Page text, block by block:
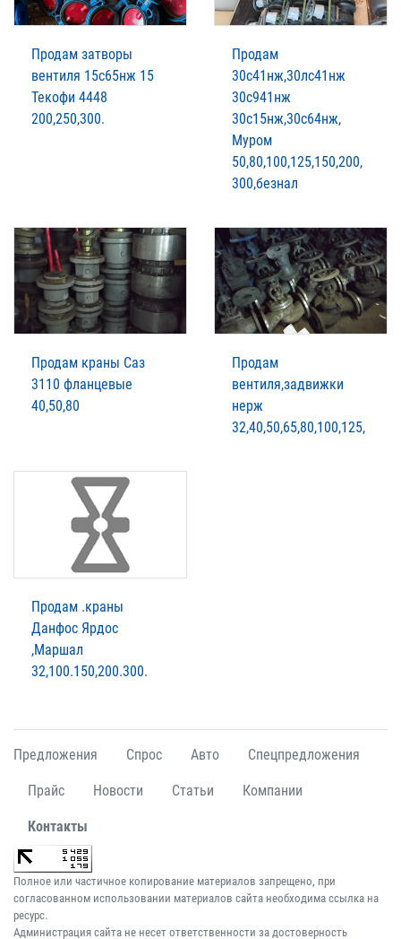
Продам затворы
вентиля 15с65нж 15
Текофи 4448
200,250,300.
Продам
30с41нж,30лс41нж
30с941нж
30с15нж,30с64нж,
Муром
50,80,100,125,150,200,
300,безнал
Продам краны Саз
3110 фланцевые
40,50,80
Продам
вентиля,задвижки
нерж
32,40,50,65,80,100,125,
Продам .краны
Данфос Ярдос
,Маршал
32,100.150,200.300.
Предложения Спрос Авто Спецпредложения
Прайс Новости Статьи Компании
Контакты
Полное или частичное копирование материалов запрещено, при
согласованном использовании материалов сайта необходима ссылка на
ресурс.
Администрация сайта не несет ответственности за достоверность